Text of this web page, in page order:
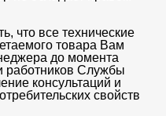
что все технические
товара Вам
до момента
работников Службы
консультаций и
свойств